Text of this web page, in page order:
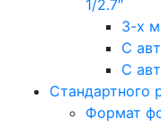
1/2.7″
3-х
С
С
Стандартного
Формат